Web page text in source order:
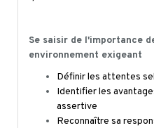
Se saisir de l'importance
environnement exigeant
Définir les attentes
Identifier les
assertive
Reconnaître sa